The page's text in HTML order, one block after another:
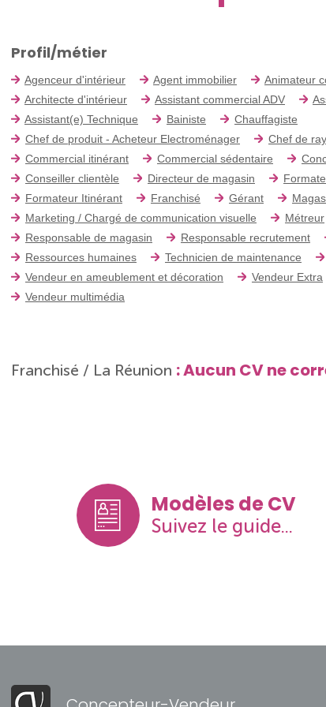
Profil/métier
Agenceur d'intérieur Agent immobilier Animateur
Architecte d'intérieur
Assistant commercial ADV
Assistant(e) Technique
Bainiste
Chauffagiste
Chef de produit - Acheteur Electroménager
Chef de
Commercial itinérant
Commercial sédentaire
Conseiller clientèle
Directeur de magasin
Formateur Itinérant
Franchisé Gérant
Marketing / Chargé de communication visuelle
Métreur
Responsable de magasin
Responsable recrutement
Ressources humaines
Technicien de maintenance
Vendeur en ameublement et décoration
Vendeur Extra
Vendeur multimédia
Franchisé / La Réunion : Aucun CV ne
Modèles de CV
Suivez le guide...